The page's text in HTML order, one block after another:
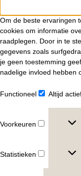
Om de beste ervaringen
cookies om informatie
raadplegen. Door in te
gegevens zoals
je geen toestemming
nadelige invloed hebben
Functioneel Altijd
Voorkeuren
Statistieken